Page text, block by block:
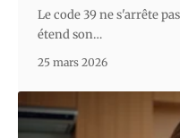
Le code 39 ne s'arrête
étend son…
25 mars 2026